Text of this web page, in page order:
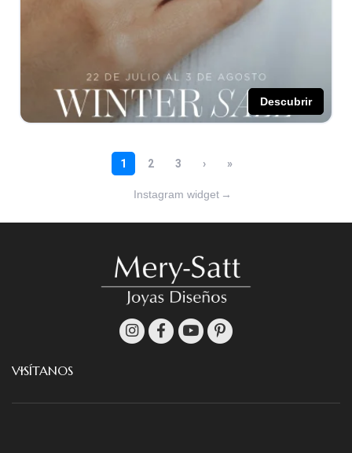
Instagram widget →
VISÍTANOS